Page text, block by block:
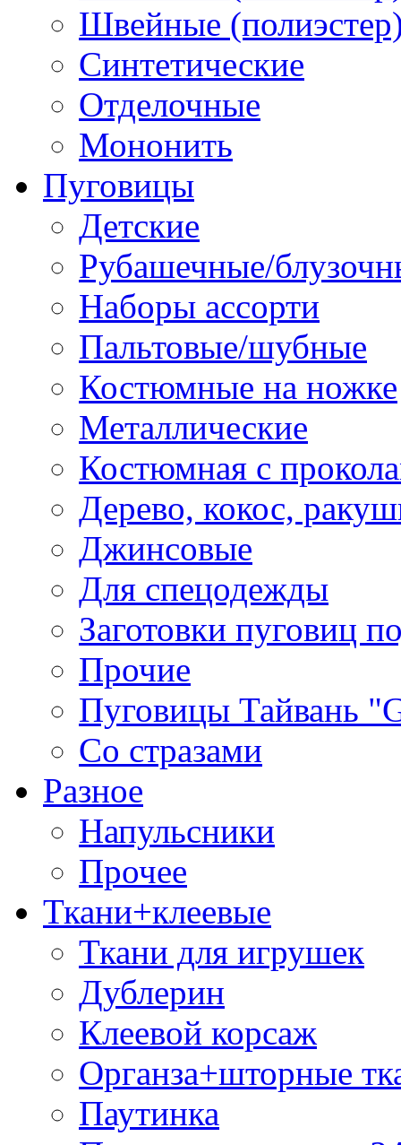
Швейные
Синтетические
Отделочные
Мононить
Пуговицы
Детские
Рубашечные/
Наборы ассорти
Пальтовые/шубные
Костюмные на ножке
Металлические
Костюмная с
Дерево, кокос,
Джинсовые
Для спецодежды
Заготовки пуговиц
Прочие
Пуговицы Тайвань
Со стразами
Разное
Напульсники
Прочее
Ткани+клеевые
Ткани для игрушек
Дублерин
Клеевой корсаж
Органза+шторные
Паутинка